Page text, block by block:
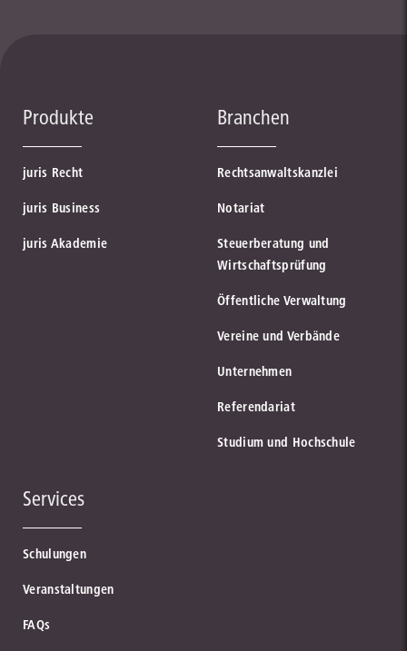
Produkte
juris Recht
juris Business
juris Akademie
Branchen
Rechtsanwaltskanzlei
Notariat
Steuerberatung und
Wirtschaftsprüfung
Öffentliche Verwaltung
Vereine und Verbände
Unternehmen
Referendariat
Studium und Hochschule
Services
Schulungen
Veranstaltungen
FAQs